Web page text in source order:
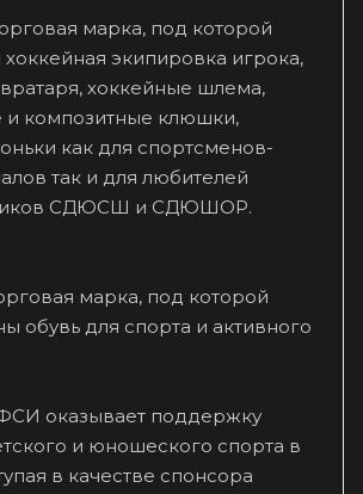
марка, под которой
хоккейная экипировка игрока,
хоккейные шлема,
композитные клюшки,
как для спортсменов-
так и для любителей
СДЮСШ и СДЮШОР.
марка, под которой
обувь для спорта и активного
оказывает поддержку
и юношеского спорта в
в качестве спонсора